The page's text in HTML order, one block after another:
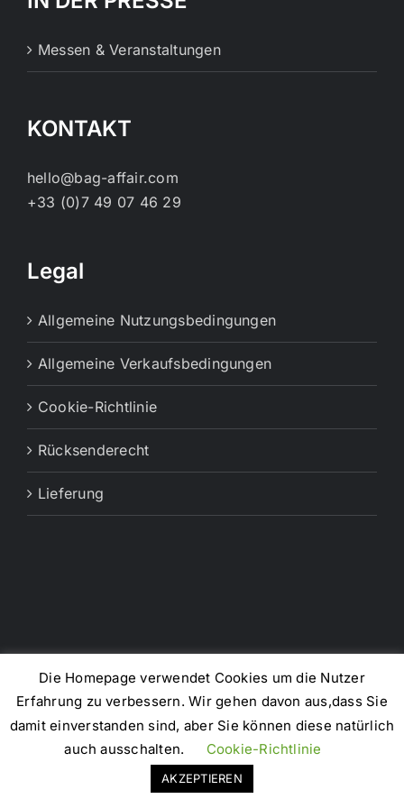
Optionen
auf
Messen & Veranstaltungen
KONTAKT
hello@bag-affair.com
+33 (0)7 49 07 46 29
Legal
Allgemeine Nutzungsbedingungen
Allgemeine Verkaufsbedingungen
Cookie-Richtlinie
Rücksenderecht
Lieferung
Facebook
X Instagram
Die Homepage verwendet Cookies um die Nutzer
Erfahrung zu verbessern. Wir gehen davon aus,dass Sie
damit einverstanden sind, aber Sie können diese natürlich
auch ausschalten.
Cookie-Richtlinie
AKZEPTIEREN